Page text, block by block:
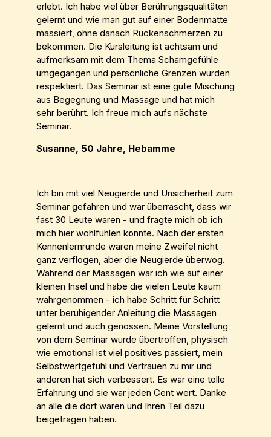
erlebt. Ich habe viel über Berührungsqualitäten
gelernt und wie man gut auf einer Bodenmatte
massiert, ohne danach Rückenschmerzen zu
bekommen. Die Kursleitung ist achtsam und
aufmerksam mit dem Thema Schamgefühle
umgegangen und persönliche Grenzen wurden
respektiert. Das Seminar ist eine gute Mischung
aus Begegnung und Massage und hat mich
sehr berührt. Ich freue mich aufs nächste
Seminar.
Susanne, 50 Jahre, Hebamme
Ich bin mit viel Neugierde und Unsicherheit zum
Seminar gefahren und war überrascht, dass wir
fast 30 Leute waren - und fragte mich ob ich
mich hier wohlfühlen könnte. Nach der ersten
Kennenlernrunde waren meine Zweifel nicht
ganz verflogen, aber die Neugierde überwog.
Während der Massagen war ich wie auf einer
kleinen Insel und habe die vielen Leute kaum
wahrgenommen - ich habe Schritt für Schritt
unter beruhigender Anleitung die Massagen
gelernt und auch genossen. Meine Vorstellung
von dem Seminar wurde übertroffen, physisch
wie emotional ist viel positives passiert, mein
Selbstwertgefühl und Vertrauen zu mir und
anderen hat sich verbessert. Es war eine tolle
Erfahrung und sie war jeden Cent wert. Danke
an alle die dort waren und Ihren Teil dazu
beigetragen haben.